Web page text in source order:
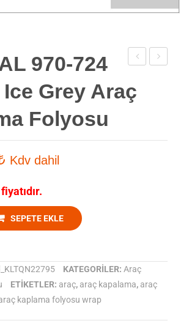
730
greyAraç
Araç
970-724
Grey Araç
Folyosu
Kdv dahil
SEPETE EKLE
KATEGORILER: Araç
ETIKETLER: araç, araç kapalama, araç
kaplama folyosu wrap